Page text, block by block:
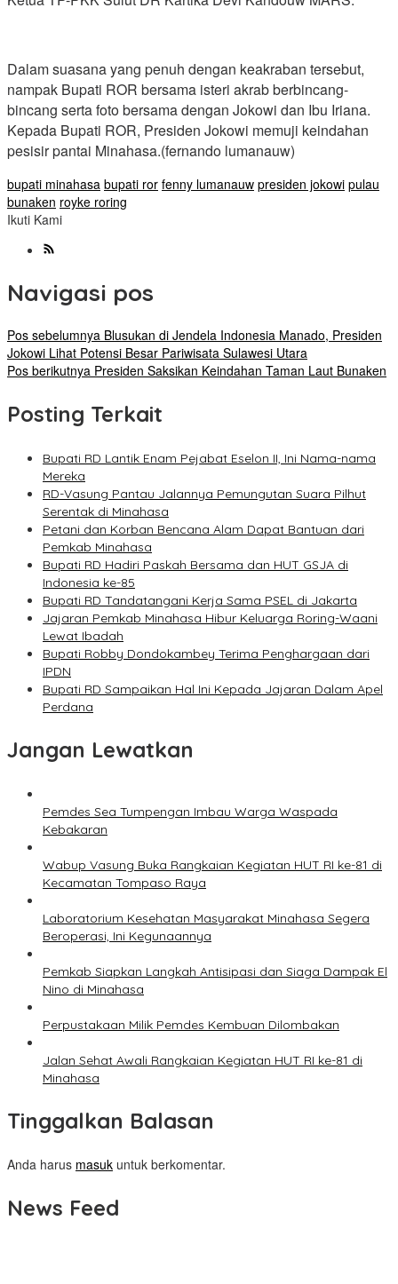
Dalam suasana yang penuh dengan keakraban tersebut,
nampak Bupati ROR bersama isteri akrab berbincang-
bincang serta foto bersama dengan Jokowi dan Ibu Iriana.
Kepada Bupati ROR, Presiden Jokowi memuji keindahan
pesisir pantai Minahasa.(fernando lumanauw)
bupati minahasa bupati ror fenny lumanauw presiden jokowi pulau
bunaken royke roring
Ikuti Kami
Navigasi pos
Pos sebelumnya Blusukan di Jendela Indonesia Manado, Presiden
Jokowi Lihat Potensi Besar Pariwisata Sulawesi Utara
Pos berikutnya Presiden Saksikan Keindahan Taman Laut Bunaken
Posting Terkait
Bupati RD Lantik Enam Pejabat Eselon II, Ini Nama-nama
Mereka
RD-Vasung Pantau Jalannya Pemungutan Suara Pilhut
Serentak di Minahasa
Petani dan Korban Bencana Alam Dapat Bantuan dari
Pemkab Minahasa
Bupati RD Hadiri Paskah Bersama dan HUT GSJA di
Indonesia ke-85
Bupati RD Tandatangani Kerja Sama PSEL di Jakarta
Jajaran Pemkab Minahasa Hibur Keluarga Roring-Waani
Lewat Ibadah
Bupati Robby Dondokambey Terima Penghargaan dari
IPDN
Bupati RD Sampaikan Hal Ini Kepada Jajaran Dalam Apel
Perdana
Jangan Lewatkan
Pemdes Sea Tumpengan Imbau Warga Waspada
Kebakaran
Wabup Vasung Buka Rangkaian Kegiatan HUT RI ke-81 di
Kecamatan Tompaso Raya
Laboratorium Kesehatan Masyarakat Minahasa Segera
Beroperasi, Ini Kegunaannya
Pemkab Siapkan Langkah Antisipasi dan Siaga Dampak El
Nino di Minahasa
Perpustakaan Milik Pemdes Kembuan Dilombakan
Jalan Sehat Awali Rangkaian Kegiatan HUT RI ke-81 di
Minahasa
Tinggalkan Balasan
Anda harus masuk untuk berkomentar.
News Feed